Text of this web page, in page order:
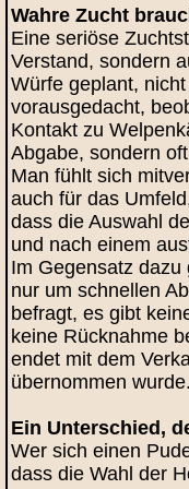
Wahre Zucht
Eine seriöse
Verstand, sondern
Würfe geplant,
vorausgedacht,
Kontakt zu
Abgabe, sondern
Man fühlt sich
auch für das
dass die Auswahl
und nach einem
Im Gegensatz
nur um schnellen
befragt, es gibt
keine Rücknahme
endet mit dem
übernommen wurde.
Ein Unterschied,
Wer sich einen
dass die Wahl der